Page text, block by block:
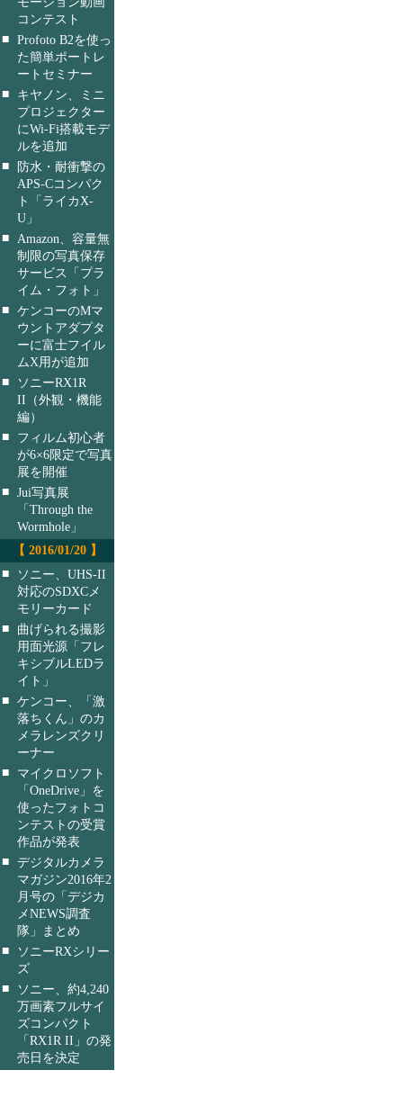
コンテスト
■ Profoto B2を使っ
た簡単ポートレ
ートセミナー
■
キヤノン、ミニ
プロジェクター
にWi-Fi搭載モデ
ルを追加
■
防水・耐衝撃の
APS-Cコンパク
ト「ライカX-
U」
■
Amazon、容量無
制限の写真保存
サービス「プラ
イム・フォト」
■ ケンコーのMマ
ウントアダプタ
ーに富士フイル
ムX用が追加
■
ソニーRX1R
II（外観・機能
編）
■
フィルム初心者
が6×6限定で写真
展を開催
■ Jui写真展
「Through the
Wormhole」
【 2016/01/20 】
■
ソニー、UHS-II
対応のSDXCメ
モリーカード
■
曲げられる撮影
用面光源「フレ
キシブルLEDラ
イト」
■ ケンコー、「激
落ちくん」のカ
メラレンズクリ
ーナー
■
マイクロソフト
「OneDrive」を
使ったフォトコ
ンテストの受賞
作品が発表
■ デジタルカメラ
マガジン2016年2
月号の「デジカ
メNEWS調査
隊」まとめ
■
ソニーRXシリー
ズ
■
ソニー、約4,240
万画素フルサイ
ズコンパクト
「RX1R II」の発
売日を決定